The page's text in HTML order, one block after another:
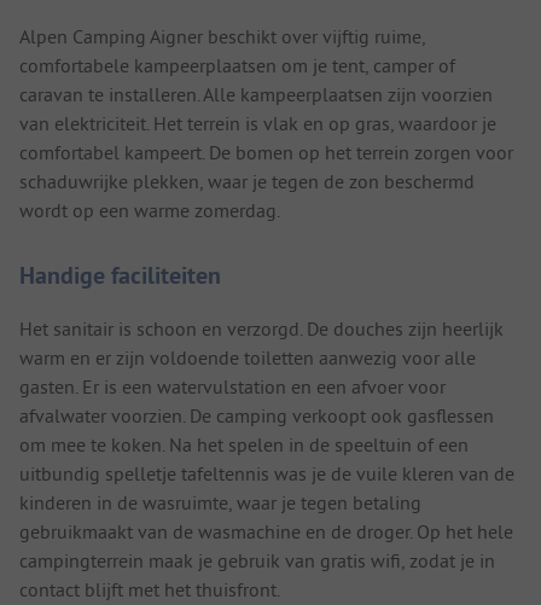
Alpen Camping Aigner beschikt over vijftig ruime,
comfortabele kampeerplaatsen om je tent, camper of
caravan te installeren. Alle kampeerplaatsen zijn voorzien
van elektriciteit. Het terrein is vlak en op gras, waardoor je
comfortabel kampeert. De bomen op het terrein zorgen voor
schaduwrijke plekken, waar je tegen de zon beschermd
wordt op een warme zomerdag.
Handige faciliteiten
Het sanitair is schoon en verzorgd. De douches zijn heerlijk
warm en er zijn voldoende toiletten aanwezig voor alle
gasten. Er is een watervulstation en een afvoer voor
afvalwater voorzien. De camping verkoopt ook gasflessen
om mee te koken. Na het spelen in de speeltuin of een
uitbundig spelletje tafeltennis was je de vuile kleren van de
kinderen in de wasruimte, waar je tegen betaling
gebruikmaakt van de wasmachine en de droger. Op het hele
campingterrein maak je gebruik van gratis wifi, zodat je in
contact blijft met het thuisfront.